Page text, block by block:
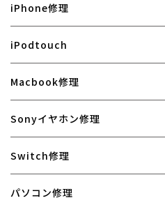
iPhone修理
iPodtouch
Macbook修理
Sonyイヤホン修理
Switch修理
パソコン修理